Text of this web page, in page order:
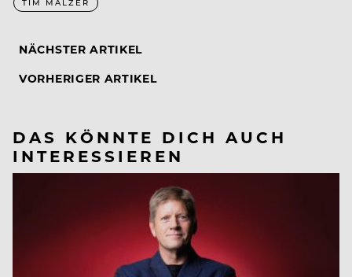
TIM MÄLZER
NÄCHSTER ARTIKEL
VORHERIGER ARTIKEL
DAS KÖNNTE DICH AUCH
INTERESSIEREN